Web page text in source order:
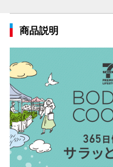
商品説明